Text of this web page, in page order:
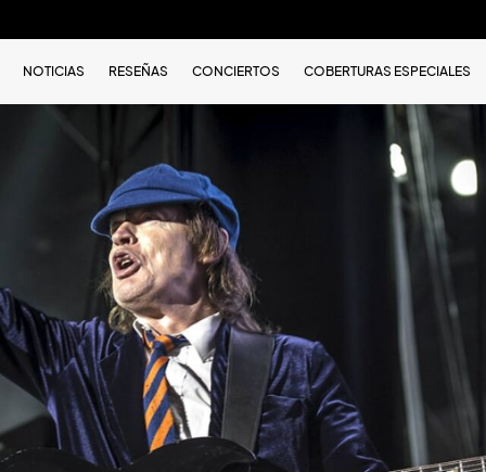
NOTICIAS RESEÑAS CONCIERTOS COBERTURAS ESPECIALES